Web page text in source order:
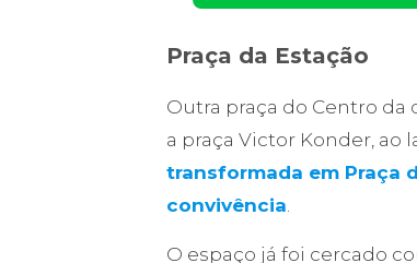
Praça da Estação
Outra praça do Centro da
a praça Victor Konder, ao
transformada em Praça
convivência.
O espaço já foi cercado